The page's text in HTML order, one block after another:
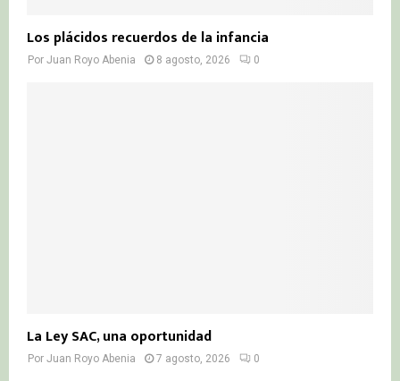
Los plácidos recuerdos de la infancia
Por Juan Royo Abenia 8 agosto, 2026 0
La Ley SAC, una oportunidad
Por Juan Royo Abenia 7 agosto, 2026 0